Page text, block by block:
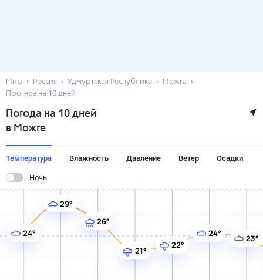
Мир Россия Удмуртская Республика
Можга
Прогноз на 10 дней
Погода на 10 дней
в Можге
Температура Влажность Давление Ветер Осадки
Ночь
24°
29°
26°
21°
22°
24° 23°